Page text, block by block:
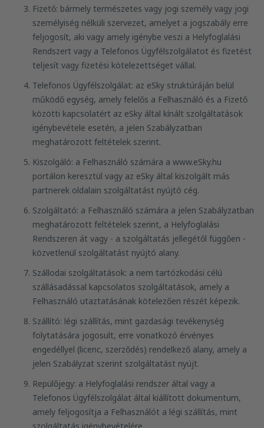
Fizető: bármely természetes vagy jogi személy vagy jogi
személyiség nélküli szervezet, amelyet a jogszabály erre
feljogosít, aki vagy amely igénybe veszi a Helyfoglalási
Rendszert vagy a Telefonos Ügyfélszolgálatot és fizetést
teljesít vagy fizetési kötelezettséget vállal.
Telefonos Ügyfélszolgálat: az eSky struktúráján belül
működő egység, amely felelős a Felhasználó és a Fizető
közötti kapcsolatért az eSky által kínált szolgáltatások
igénybevétele esetén, a jelen Szabályzatban
meghatározott feltételek szerint.
Kiszolgáló: a Felhasználó számára a www.eSky.hu
portálon keresztül vagy az eSky által kiszolgált más
partnerek oldalain szolgáltatást nyújtó cég.
Szolgáltató: a Felhasználó számára a jelen Szabályzatban
meghatározott feltételek szerint, a Helyfoglalási
Rendszeren át vagy - a szolgáltatás jellegétől függően -
közvetlenül szolgáltatást nyújtó alany.
Szállodai szolgáltatások: a nem tartózkodási célú
szállásadással kapcsolatos szolgáltatások, amely a
Felhasználó utaztatásának kötelezően részét képezik.
Szállító: légi szállítás, mint gazdasági tevékenység
folytatására jogosult, erre vonatkozó érvényes
engedéllyel (licenc, szerződés) rendelkező alany, amely a
jelen Szabályzat szerint szolgáltatást nyújt.
Repülőjegy: a Helyfoglalási rendszer által vagy a
Telefonos Ügyfélszolgálat által kiállított dokumentum,
amely feljogosítja a Felhasználót a légi szállítás, mint